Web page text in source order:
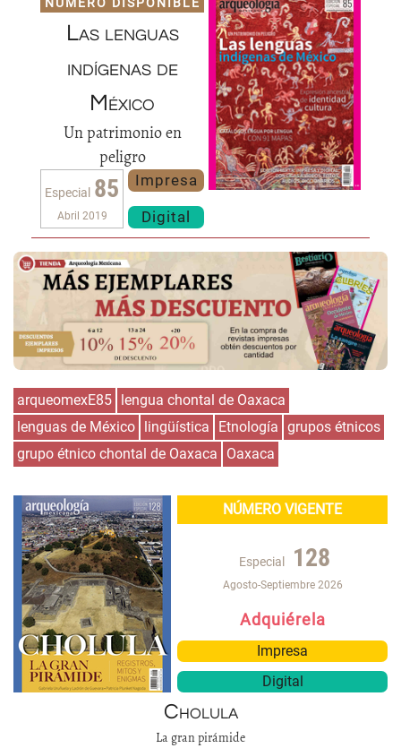
Las lenguas
indígenas de
México
Un patrimonio en
peligro
Especial 85
Abril 2019
Impresa
Digital
arqueomexE85 lengua chontal de Oaxaca
lenguas de México lingüística Etnología grupos étnicos
grupo étnico chontal de Oaxaca
Oaxaca
NÚMERO VIGENTE
Especial 128
Agosto-Septiembre 2026
Adquiérela
Impresa
Digital
Cholula
La gran pirámide